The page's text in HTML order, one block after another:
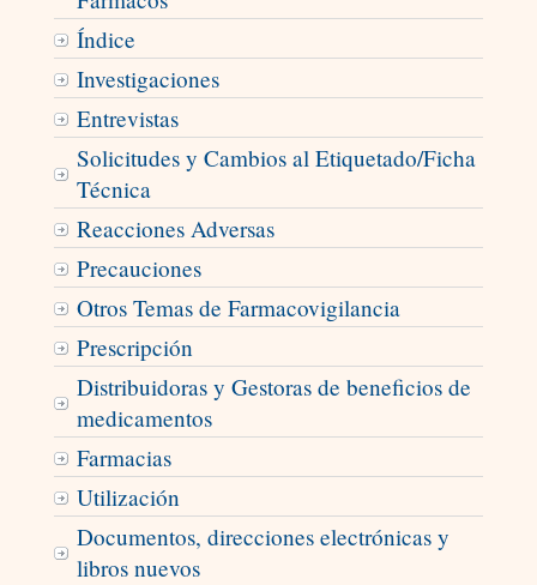
Índice
Investigaciones
Entrevistas
Solicitudes y Cambios al Etiquetado/Ficha
Técnica
Reacciones Adversas
Precauciones
Otros Temas de Farmacovigilancia
Prescripción
Distribuidoras y Gestoras de beneficios de
medicamentos
Farmacias
Utilización
Documentos, direcciones electrónicas y
libros nuevos